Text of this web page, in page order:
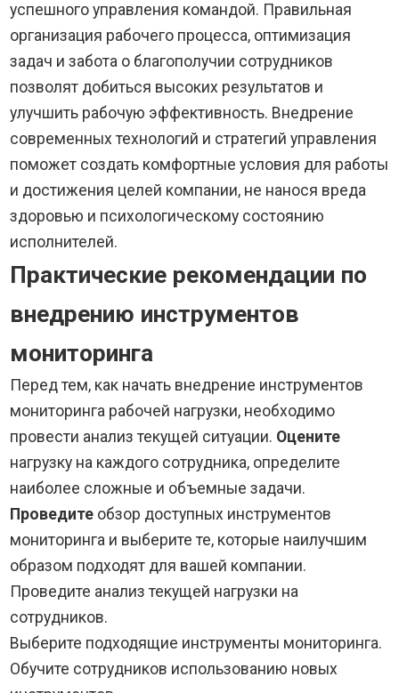
успешного управления командой. Правильная
организация рабочего процесса, оптимизация
задач и забота о благополучии сотрудников
позволят добиться высоких результатов и
улучшить рабочую эффективность. Внедрение
современных технологий и стратегий управления
поможет создать комфортные условия для работы
и достижения целей компании, не нанося вреда
здоровью и психологическому состоянию
исполнителей.
Практические рекомендации по
внедрению инструментов
мониторинга
Перед тем, как начать внедрение инструментов
мониторинга рабочей нагрузки, необходимо
провести анализ текущей ситуации. Оцените
нагрузку на каждого сотрудника, определите
наиболее сложные и объемные задачи.
Проведите обзор доступных инструментов
мониторинга и выберите те, которые наилучшим
образом подходят для вашей компании.
Проведите анализ текущей нагрузки на
сотрудников.
Выберите подходящие инструменты мониторинга.
Обучите сотрудников использованию новых